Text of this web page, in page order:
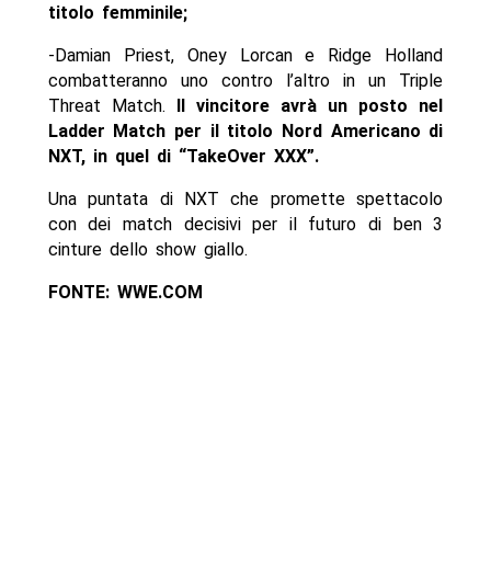
titolo femminile;
-Damian Priest, Oney Lorcan e Ridge Holland
combatteranno uno contro l’altro in un Triple
Threat Match. Il vincitore avrà un posto nel
Ladder Match per il titolo Nord Americano di
NXT, in quel di “TakeOver XXX”.
Una puntata di NXT che promette spettacolo
con dei match decisivi per il futuro di ben 3
cinture dello show giallo.
FONTE: WWE.COM